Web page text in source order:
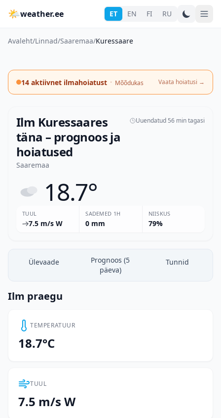
🌤weather.ee ET EN FI RU
Avaleht/Linnad/Saaremaa/Kuressaare
14 aktiivnet ilmahoiatust · Mõõdukas Vaata hoiatusi →
Ilm Kuressaares
täna – prognoos ja
hoiatused
Saaremaa
Uuendatud 56 min tagasi
18.7°
TUUL
7.5 m/s W
SADEMED 1H
0 mm
NIISKUS
79%
Ülevaade
Prognoos (5
päeva)
Tunnid
Ilm praegu
TEMPERATUUR
18.7°C
TUUL
7.5 m/s W